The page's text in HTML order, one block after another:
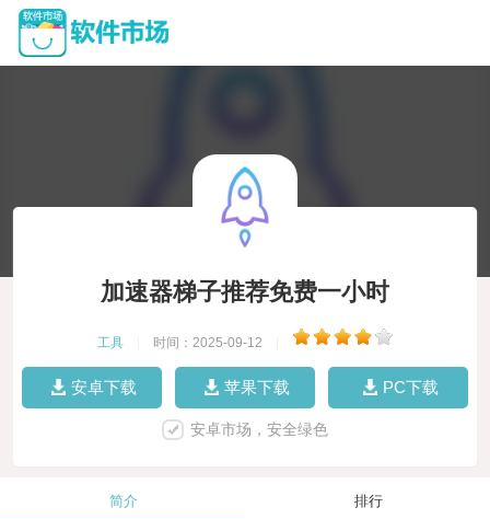
加速器梯子推荐免费一小时
工具 时间：2025-09-12
安卓下载 苹果下载 PC下载
安卓市场，安全绿色
简介 排行